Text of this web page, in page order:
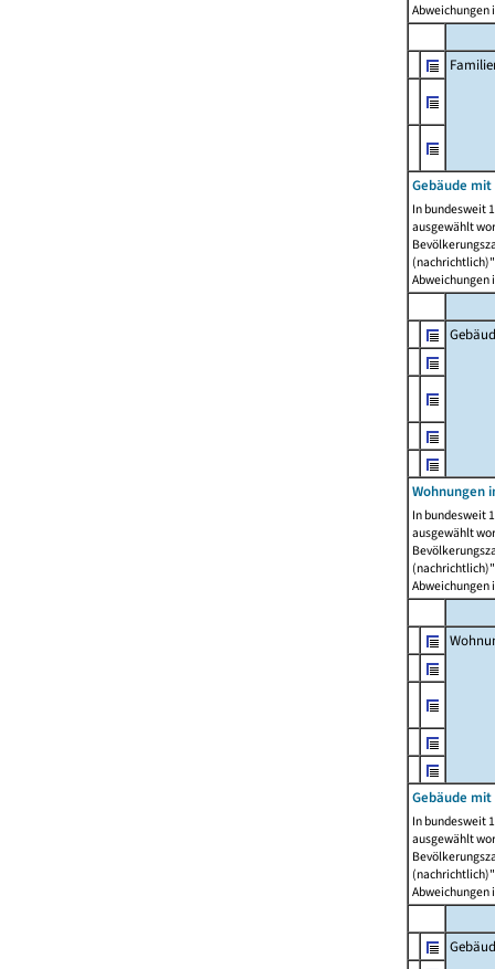
Abweichungen
Gebäude
In bundesweit
ausgewählt
Abweichungen
Wohnungen
In bundesweit
ausgewählt
Abweichungen
Gebäude
In bundesweit
ausgewählt
Abweichungen